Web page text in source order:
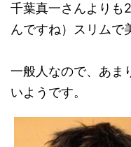
千葉真一さんよりも
んですね）スリムで
一般人なので、あま
いようです。